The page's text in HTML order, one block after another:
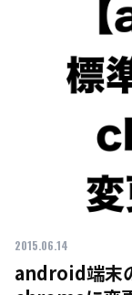
2015.06.14
android端末